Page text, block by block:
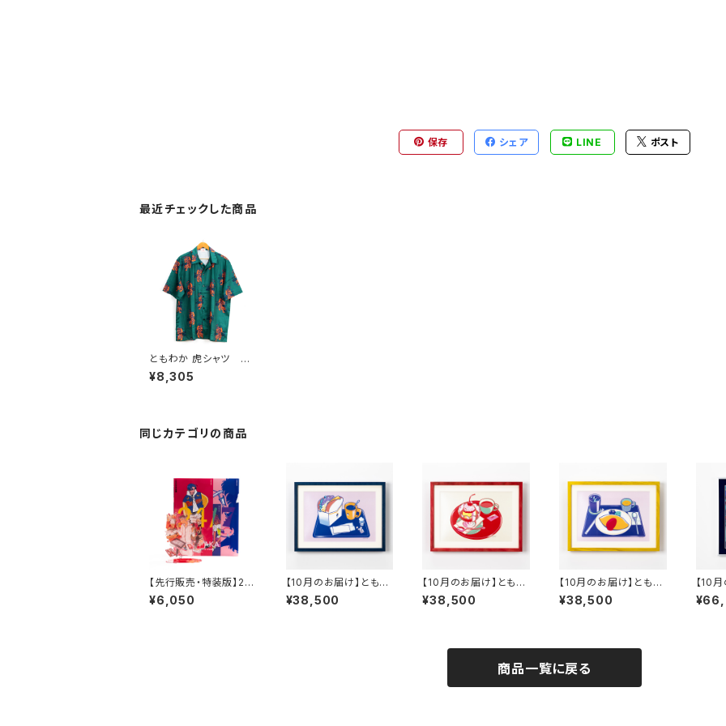
保存 シェア LINE ポスト
最近チェックした商品
ともわか 虎シャツ グ
リーン
¥8,305
同じカテゴリの商品
【先行販売・特装版】24/
7 TOMOWAKA とも
わか作品集 アクリル
¥6,050
【10月のお届け】ともわ
か 複製原画A-1 「サン
ドイッチ」
¥38,500
【10月のお届け】ともわ
か 複製原画A-2 「プ
リン」
¥38,500
【10月のお届け】ともわ
か 複製原画A-3 「オ
ムライス」
¥38,500
【10
か 複
FE
商品一覧に戻る